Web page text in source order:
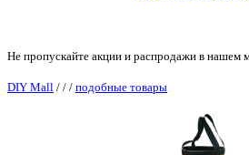
Не пропускайте акции и распродажи в нашем
DIY Mall / / / подобные товары